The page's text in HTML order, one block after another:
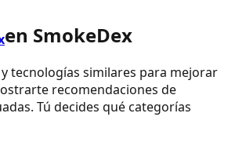
SmokeDex
y tecnologías similares para mejorar
recomendaciones de
Tú decides qué categorías